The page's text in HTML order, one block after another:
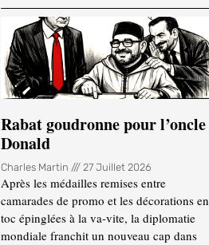
Rabat goudronne pour l’oncle
Donald
Charles Martin 27 Juillet 2026
Après les médailles remises entre
camarades de promo et les décorations en
toc épinglées à la va-vite, la diplomatie
mondiale franchit un nouveau cap dans